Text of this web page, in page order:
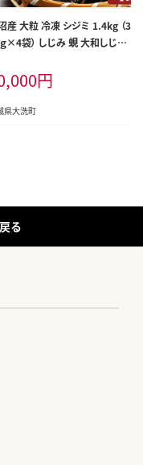
産 大粒 冷凍 シジミ 1.4kg （3
×4袋） しじみ 蜆 大和しじみ
汁 スープ 魚貝類 貝 オルニチ
コハク酸 小分け
円
県大洗町
る